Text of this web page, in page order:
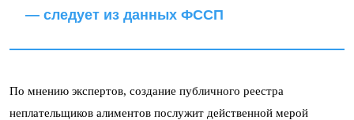
— следует из данных ФССП
По мнению экспертов, создание публичного реестра
неплательщиков алиментов послужит действенной мерой